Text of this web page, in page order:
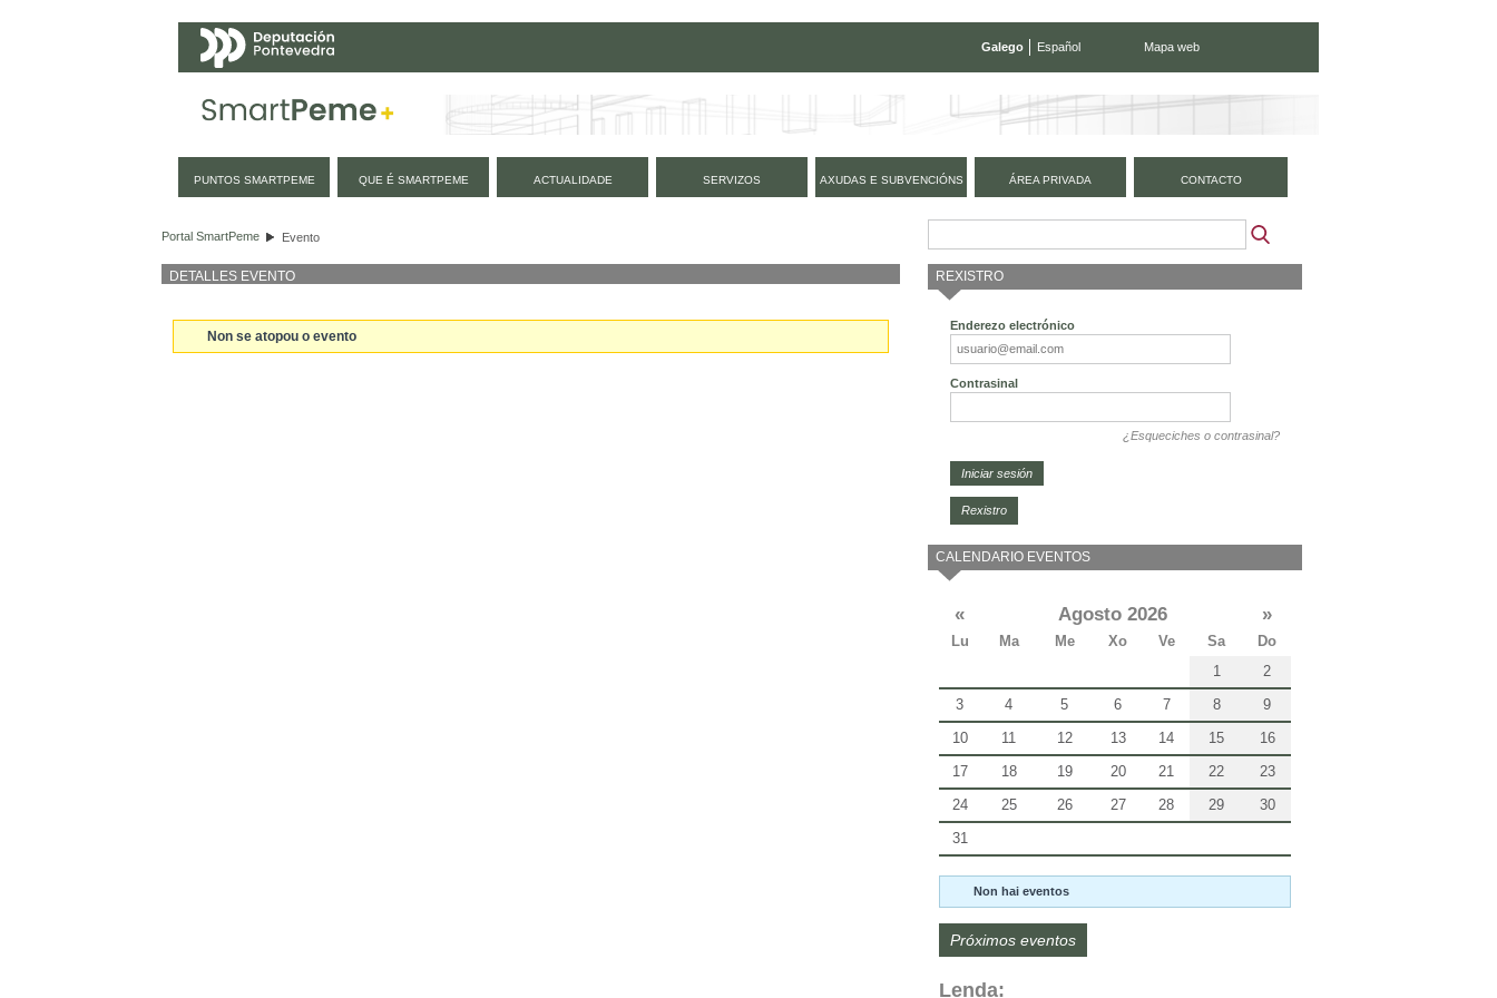
Galego Español Mapa web
PUNTOS SMARTPEME QUE É SMARTPEME ACTUALIDADE SERVIZOS AXUDAS E SUBVENCIÓNS ÁREA PRIVADA CONTACTO
Portal SmartPeme Evento
DETALLES EVENTO
Non se atopou o evento
REXISTRO
Enderezo electrónico
Contrasinal
¿Esqueciches o contrasinal?
Rexistro
CALENDARIO EVENTOS
« Agosto 2026 »
Lu Ma Me Xo Ve Sa
Do
1
2
3
4 5 6 7 8
9
10
11 12 13 14 15
16
17
18 19 20 21 22
23
24
25 26 27 28 29
30
31
Non hai eventos
Próximos eventos
Lenda: